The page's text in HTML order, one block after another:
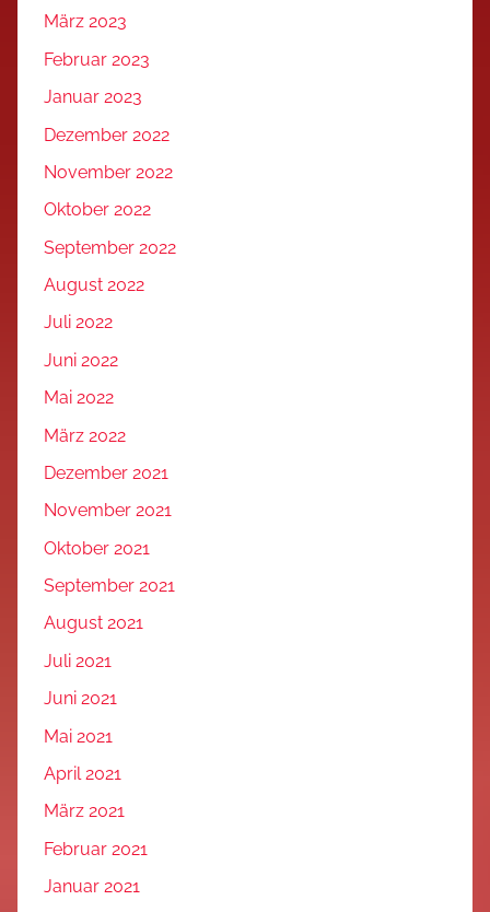
März 2023
Februar 2023
Januar 2023
Dezember 2022
November 2022
Oktober 2022
September 2022
August 2022
Juli 2022
Juni 2022
Mai 2022
März 2022
Dezember 2021
November 2021
Oktober 2021
September 2021
August 2021
Juli 2021
Juni 2021
Mai 2021
April 2021
März 2021
Februar 2021
Januar 2021